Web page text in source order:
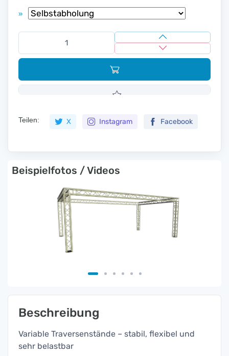
»
Teilen: X Instagram Facebook
Beispielfotos / Videos
Beschreibung
Variable Traversenstände – stabil, flexibel und
sehr belastbar